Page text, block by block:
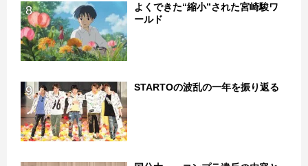
8
よくできた“縮小”された宮崎駿ワ
ールド
9 STARTOの波乱の一年を振り返る